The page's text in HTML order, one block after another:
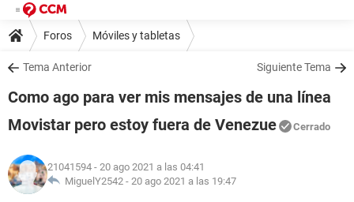
Foros Móviles y tabletas
Tema Anterior Siguiente Tema
Como ago para ver mis mensajes de una línea
Movistar pero estoy fuera de Venezue
Cerrado
21041594 - 20 ago 2021 a las 04:41
MiguelY2542 - 20 ago 2021 a las 19:47